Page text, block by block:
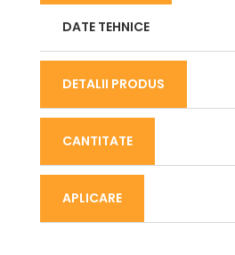
DATE TEHNICE
DETALII PRODUS
CANTITATE
APLICARE